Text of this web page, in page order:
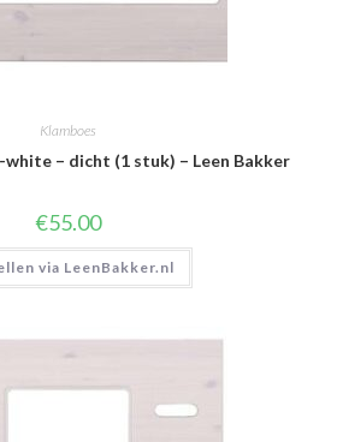
Klamboes
– dicht (1 stuk) – Leen Bakker
€55.00
via LeenBakker.nl